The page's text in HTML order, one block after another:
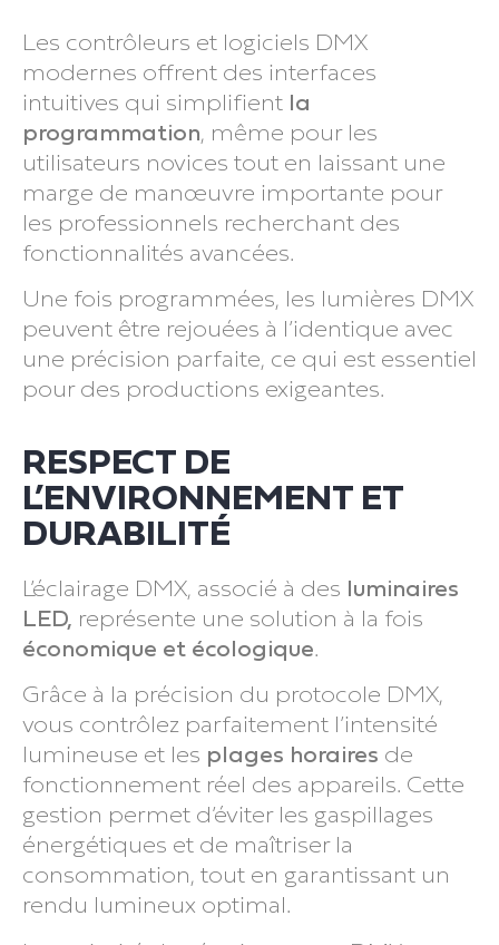
Les contrôleurs et logiciels DMX
modernes offrent des interfaces
intuitives qui simplifient la
programmation, même pour les
utilisateurs novices tout en laissant une
marge de manœuvre importante pour
les professionnels recherchant des
fonctionnalités avancées.
Une fois programmées, les lumières DMX
peuvent être rejouées à l’identique avec
une précision parfaite, ce qui est essentiel
pour des productions exigeantes.
RESPECT DE
L’ENVIRONNEMENT ET
DURABILITÉ
L’éclairage DMX, associé à des luminaires
LED, représente une solution à la fois
économique et écologique.
Grâce à la précision du protocole DMX,
vous contrôlez parfaitement l’intensité
lumineuse et les plages horaires de
fonctionnement réel des appareils. Cette
gestion permet d’éviter les gaspillages
énergétiques et de maîtriser la
consommation, tout en garantissant un
rendu lumineux optimal.